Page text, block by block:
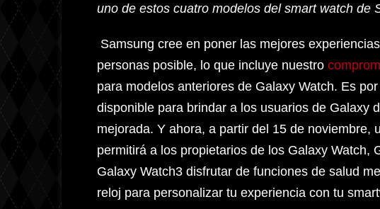
uno de estos cuatro modelos del smart watch de
Samsung cree en poner las mejores
personas posible, lo que incluye nuestro
para modelos anteriores de Galaxy Watch. Es
disponible para brindar a los usuarios de Galaxy
mejorada. Y ahora, a partir del 15 de noviembre,
permitirá a los propietarios de los Galaxy Watch,
Galaxy Watch3 disfrutar de funciones de salud
reloj para personalizar tu experiencia con tu